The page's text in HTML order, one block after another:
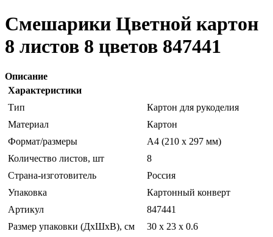
Смешарики Цветной картон
8 листов 8 цветов 847441
Описание
Характеристики
Тип
Картон для рукоделия
Материал
Картон
Формат/размеры
A4 (210 x 297 мм)
Количество листов, шт
8
Страна-изготовитель
Россия
Упаковка
Картонный конверт
Артикул
847441
Размер упаковки (ДхШхВ), см
30 x 23 x 0.6